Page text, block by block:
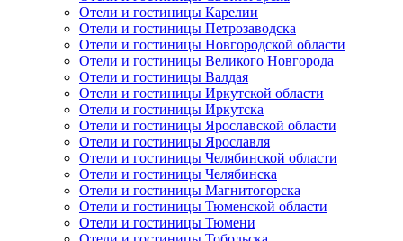
Отели и гостиницы Карелии
Отели и гостиницы Петрозаводска
Отели и гостиницы Новгородской области
Отели и гостиницы Великого Новгорода
Отели и гостиницы Валдая
Отели и гостиницы Иркутской области
Отели и гостиницы Иркутска
Отели и гостиницы Ярославской области
Отели и гостиницы Ярославля
Отели и гостиницы Челябинской области
Отели и гостиницы Челябинска
Отели и гостиницы Магнитогорска
Отели и гостиницы Тюменской области
Отели и гостиницы Тюмени